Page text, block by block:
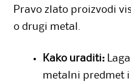
Pravo zlato proizvodi
o drugi metal.
Kako uraditi:
metalni predmet i